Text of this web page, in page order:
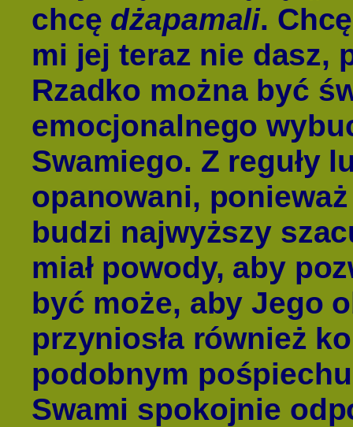
chcę dżapamali.
mi jej teraz nie dasz,
Rzadko można być
emocjonalnego
Swamiego. Z reguły
opanowani,
budzi najwyższy
miał powody, aby
być może, aby Jego
przyniosła również
podobnym
Swami spokojnie